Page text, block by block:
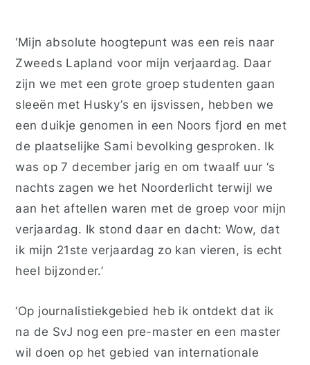
‘Mijn absolute hoogtepunt was een reis naar
Zweeds Lapland voor mijn verjaardag. Daar
zijn we met een grote groep studenten gaan
sleeën met Husky’s en ijsvissen, hebben we
een duikje genomen in een Noors fjord en met
de plaatselijke Sami bevolking gesproken. Ik
was op 7 december jarig en om twaalf uur ‘s
nachts zagen we het Noorderlicht terwijl we
aan het aftellen waren met de groep voor mijn
verjaardag. Ik stond daar en dacht: Wow, dat
ik mijn 21ste verjaardag zo kan vieren, is echt
heel bijzonder.’
‘Op journalistiekgebied heb ik ontdekt dat ik
na de SvJ nog een pre-master en een master
wil doen op het gebied van internationale